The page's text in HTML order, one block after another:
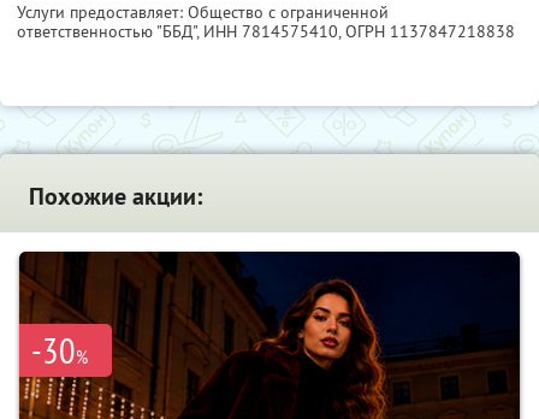
Услуги предоставляет: Общество с ограниченной
ответственностью "ББД", ИНН 7814575410, ОГРН 1137847218838
Похожие акции:
-30%